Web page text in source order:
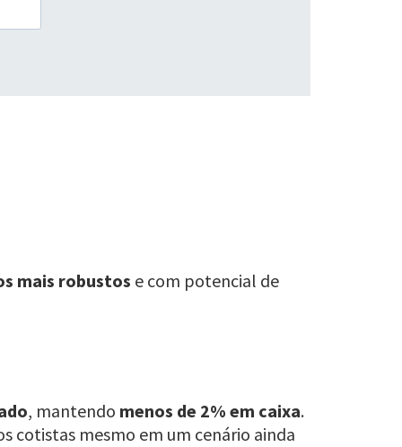
mais robustos e com potencial de
, mantendo menos de 2% em caixa.
cotistas mesmo em um cenário ainda